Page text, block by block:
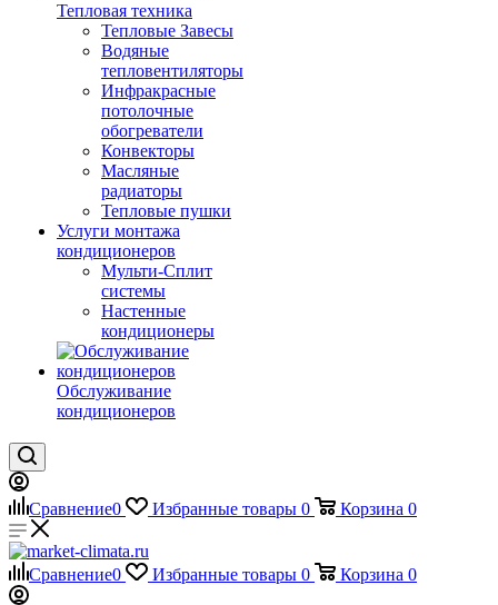
Тепловая техника
Тепловые Завесы
Водяные
тепловентиляторы
Инфракрасные
потолочные
обогреватели
Конвекторы
Масляные
радиаторы
Тепловые пушки
Услуги монтажа
кондиционеров
Мульти-Сплит
системы
Настенные
кондиционеры
Обслуживание
кондиционеров
Сравнение0 Избранные товары 0 Корзина 0
Сравнение0 Избранные товары 0 Корзина 0